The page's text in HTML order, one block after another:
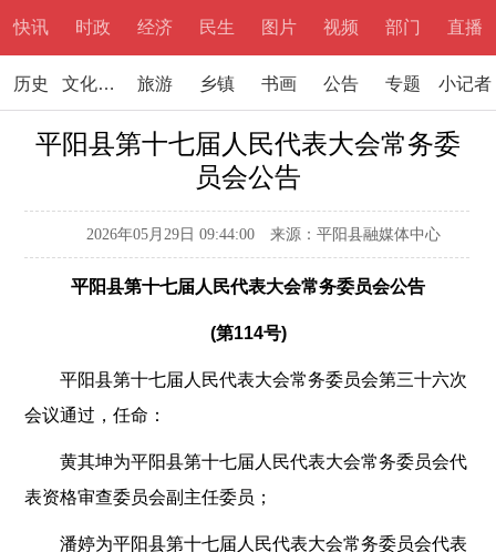
快讯 时政 经济 民生 图片 视频 部门 直播
历史 文化文学 旅游 乡镇 书画 公告 专题 小记者
平阳县第十七届人民代表大会常务委
员会公告
2026年05月29日 09:44:00 来源：平阳县融媒体中心
平阳县第十七届人民代表大会常务委员会公告
(第114号)
平阳县第十七届人民代表大会常务委员会第三十六次
会议通过，任命：
黄其坤为平阳县第十七届人民代表大会常务委员会代
表资格审查委员会副主任委员；
潘婷为平阳县第十七届人民代表大会常务委员会代表